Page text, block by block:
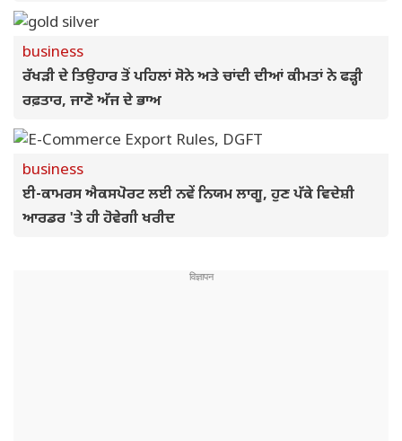
business
ਰੱਖੜੀ ਦੇ ਤਿਉਹਾਰ ਤੋਂ ਪਹਿਲਾਂ ਸੋਨੇ ਅਤੇ ਚਾਂਦੀ ਦੀਆਂ ਕੀਮਤਾਂ ਨੇ ਫੜ੍ਹੀ
ਰਫ਼ਤਾਰ, ਜਾਣੋ ਅੱਜ ਦੇ ਭਾਅ
business
ਈ-ਕਾਮਰਸ ਐਕਸਪੋਰਟ ਲਈ ਨਵੇਂ ਨਿਯਮ ਲਾਗੂ, ਹੁਣ ਪੱਕੇ ਵਿਦੇਸ਼ੀ
ਆਰਡਰ 'ਤੇ ਹੀ ਹੋਵੇਗੀ ਖਰੀਦ